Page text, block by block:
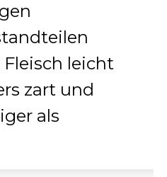
leicht
zart und
als